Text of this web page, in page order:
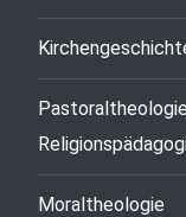
Moraltheologie